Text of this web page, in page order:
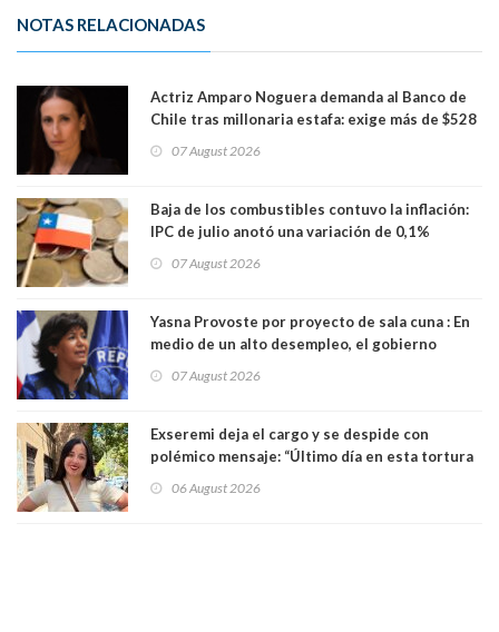
NOTAS RELACIONADAS
Actriz Amparo Noguera demanda al Banco de
Chile tras millonaria estafa: exige más de $528
07 August 2026
Baja de los combustibles contuvo la inflación:
IPC de julio anotó una variación de 0,1%
07 August 2026
Yasna Provoste por proyecto de sala cuna : En
medio de un alto desempleo, el gobierno
07 August 2026
Exseremi deja el cargo y se despide con
polémico mensaje: “Último día en esta tortura
06 August 2026